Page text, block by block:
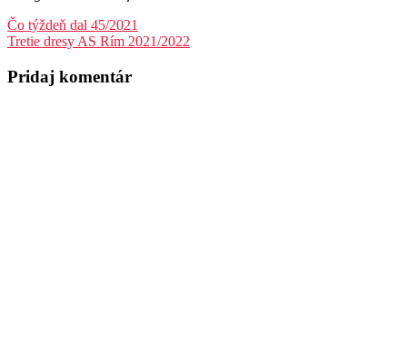
Navigácia
v
článku
Čo týždeň dal 45/2021
Tretie dresy AS Rím 2021/2022
Pridaj komentár